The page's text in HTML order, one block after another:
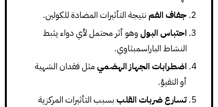
جفاف الفم نتيجة التأثيرات المضادة للكولين.
احتباس البول وهو أثر محتمل لأي دواء يثبط
النشاط الباراسمبثاوي.
اضطرابات الجهاز الهضمي مثل فقدان الشهية
أو التقيؤ.
تسارع ضربات القلب بسبب التأثيرات المركزية